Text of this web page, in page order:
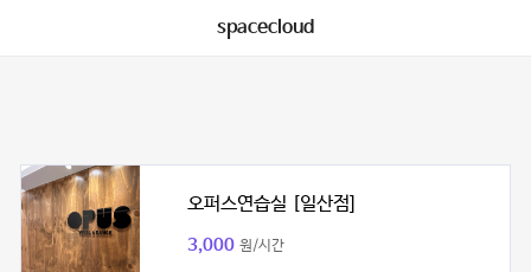
spacecloud
오퍼스연습실 [일산점]
3,000 원/시간